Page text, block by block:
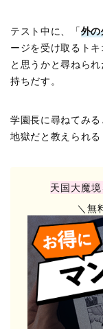
テスト中に、「外
ージを受け取るト
と思うかと尋ねら
持ちだす。
学園長に尋ねてみ
地獄だと教えられる
天国大魔
＼無